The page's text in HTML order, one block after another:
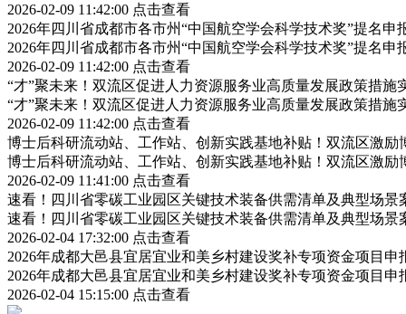
2026-02-09 11:42:00 点击查看
2026年四川省成都市各市州“中国航空学会科学技术奖”提名申
2026年四川省成都市各市州“中国航空学会科学技术奖”提名申
2026-02-09 11:42:00 点击查看
“才”聚未来！双流区促进人力资源服务业高质量发展政策措施
“才”聚未来！双流区促进人力资源服务业高质量发展政策措施
2026-02-09 11:42:00 点击查看
博士后科研流动站、工作站、创新实践基地补贴！双流区激
博士后科研流动站、工作站、创新实践基地补贴！双流区激
2026-02-09 11:41:00 点击查看
速看！四川省零碳工业园区关键技术装备供需清单及典型场
速看！四川省零碳工业园区关键技术装备供需清单及典型场
2026-02-04 17:32:00 点击查看
2026年成都大邑县宜居宜业和美乡村建设奖补专项资金项目
2026年成都大邑县宜居宜业和美乡村建设奖补专项资金项目
2026-02-04 15:15:00 点击查看